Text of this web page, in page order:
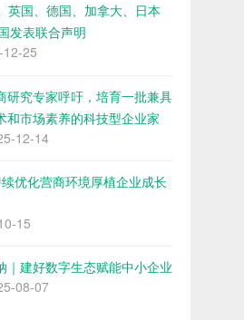
英国、德国、加拿大、日本
发表联合声明
25
研究专家呼吁，培育一批兼具
和市场素养的科技型企业家
12-14
优化营商环境厚植企业成长
15
｜建好数字生态赋能中小企业
08-07